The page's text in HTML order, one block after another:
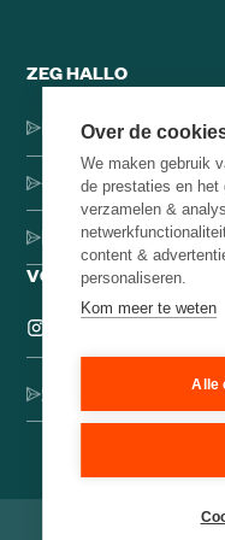
ZEG HALLO
Dorpsstraat 137,
+31 (0)75-4000071
VOLG ONS
Schrijf je in voor
©
Over de
We maken gebruik
de prestaties en
verzamelen &
content &
personaliseren.
Kom meer te weten
Alle